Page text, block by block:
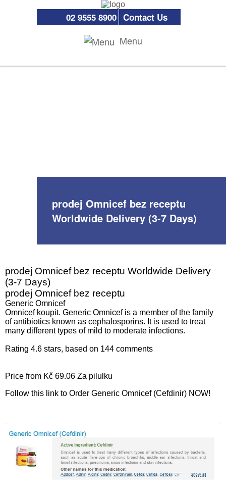
02 9555 8900 Contact Us
Menu
prodej Omnicef bez receptu
Worldwide Delivery (3-7 Days)
prodej Omnicef bez receptu Worldwide Delivery
(3-7 Days)
prodej Omnicef bez receptu
Generic Omnicef
Omnicef koupit. Generic Omnicef is a member of the family
of antibiotics known as cephalosporins. It is used to treat
many different types of mild to moderate infections.
Rating 4.6 stars, based on 144 comments
Price from Kč 69.06 Za pilulku
Follow this link to Order Generic Omnicef (Cefdinir) NOW!